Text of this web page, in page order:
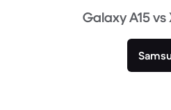
Galaxy A15